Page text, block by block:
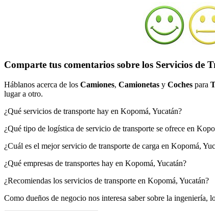
Comparte tus comentarios sobre los Servicios de
Háblanos acerca de los Camiones, Camionetas y Coches para
lugar a otro.
¿Qué servicios de transporte hay en Kopomá, Yucatán?
¿Qué tipo de logística de servicio de transporte se ofrece en
¿Cuál es el mejor servicio de transporte de carga en Kopomá,
¿Qué empresas de transportes hay en Kopomá, Yucatán?
¿Recomiendas los servicios de transporte en Kopomá, Yucatán?
Como dueños de negocio nos interesa saber sobre la ingeniería,